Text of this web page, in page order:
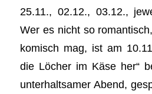
25.11., 02.12., 03.12.,
Wer es nicht so
komisch mag, ist am
die Löcher im Käse her“
unterhaltsamer Abend,